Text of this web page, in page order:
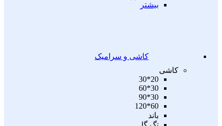
بیشتر
کاشی و سرامیک
کاشی
20*30
30*60
30*90
60*120
باند